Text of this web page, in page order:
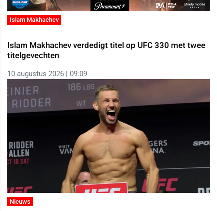
Islam Makhachev
Islam Makhachev verdedigt titel op UFC 330 met twee
titelgevechten
10 augustus 2026 | 09:09
Nieuws